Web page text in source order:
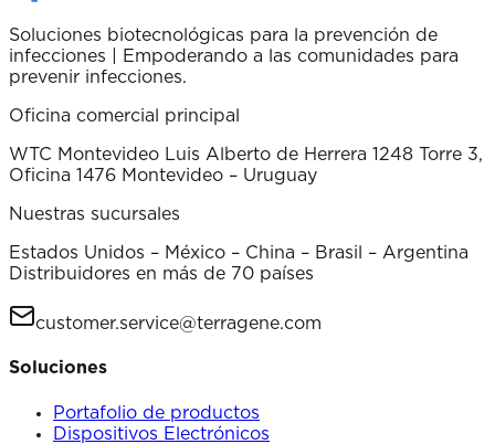
Soluciones biotecnológicas para la prevención de
infecciones | Empoderando a las comunidades para
prevenir infecciones.
Oficina comercial principal
WTC Montevideo Luis Alberto de Herrera 1248 Torre 3,
Oficina 1476 Montevideo – Uruguay
Nuestras sucursales
Estados Unidos – México – China – Brasil – Argentina
Distribuidores en más de 70 países
customer.service@terragene.com
Soluciones
Portafolio de productos
Dispositivos Electrónicos